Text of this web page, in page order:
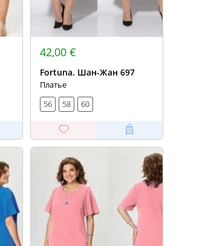
42,00 €
Fortuna. Шан-Жан 697
Платье
56
58 60